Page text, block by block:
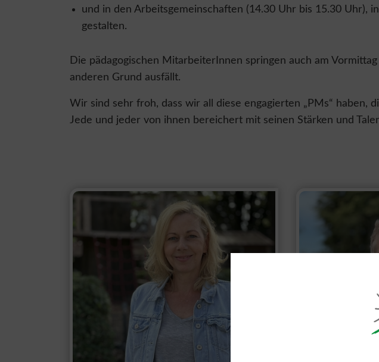
und in den Arbeitsgemeinschaften (14.30 Uhr bis 15.30
gestalten.
Die pädagogischen MitarbeiterInnen springen auch am
anderen Grund ausfällt.
Wir sind sehr froh, dass wir all diese engagierten „PMs“
Jede und jeder von ihnen bereichert mit seinen Stärken und